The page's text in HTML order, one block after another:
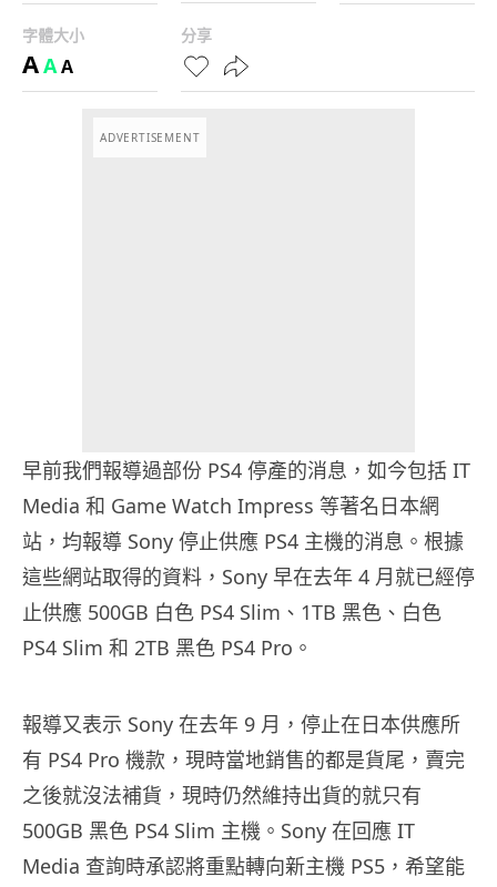
字體大小
AAA
分享
ADVERTISEMENT
早前我們報導過部份 PS4 停產的消息，如今包括 IT
Media 和 Game Watch Impress 等著名日本網
站，均報導 Sony 停止供應 PS4 主機的消息。根據
這些網站取得的資料，Sony 早在去年 4 月就已經停
止供應 500GB 白色 PS4 Slim、1TB 黑色、白色
PS4 Slim 和 2TB 黑色 PS4 Pro。
報導又表示 Sony 在去年 9 月，停止在日本供應所
有 PS4 Pro 機款，現時當地銷售的都是貨尾，賣完
之後就沒法補貨，現時仍然維持出貨的就只有
500GB 黑色 PS4 Slim 主機。Sony 在回應 IT
Media 查詢時承認將重點轉向新主機 PS5，希望能